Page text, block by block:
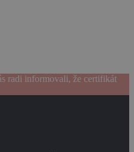
radi informovali, že certifikát